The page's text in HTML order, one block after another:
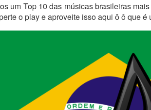
um Top 10 das músicas brasileiras
o play e aproveite isso aqui ô ô que